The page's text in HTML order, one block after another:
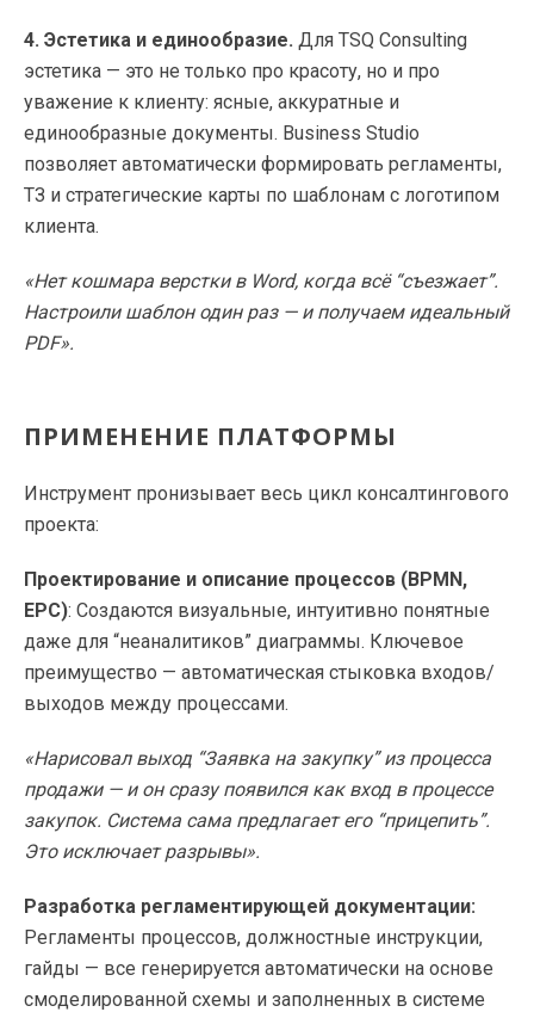
4. Эстетика и единообразие. Для TSQ Consulting
эстетика — это не только про красоту, но и про
уважение к клиенту: ясные, аккуратные и
единообразные документы. Business Studio
позволяет автоматически формировать регламенты,
ТЗ и стратегические карты по шаблонам с логотипом
клиента.
«Нет кошмара верстки в Word, когда всё “съезжает”.
Настроили шаблон один раз — и получаем идеальный
PDF».
ПРИМЕНЕНИЕ ПЛАТФОРМЫ
Инструмент пронизывает весь цикл консалтингового
проекта:
Проектирование и описание процессов (BPMN,
EPC): Создаются визуальные, интуитивно понятные
даже для “неаналитиков” диаграммы. Ключевое
преимущество — автоматическая стыковка входов/
выходов между процессами.
«Нарисовал выход “Заявка на закупку” из процесса
продажи — и он сразу появился как вход в процессе
закупок. Система сама предлагает его “прицепить”.
Это исключает разрывы».
Разработка регламентирующей документации:
Регламенты процессов, должностные инструкции,
гайды — все генерируется автоматически на основе
смоделированной схемы и заполненных в системе